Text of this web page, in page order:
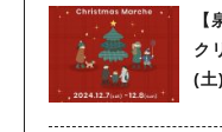
ク
(土